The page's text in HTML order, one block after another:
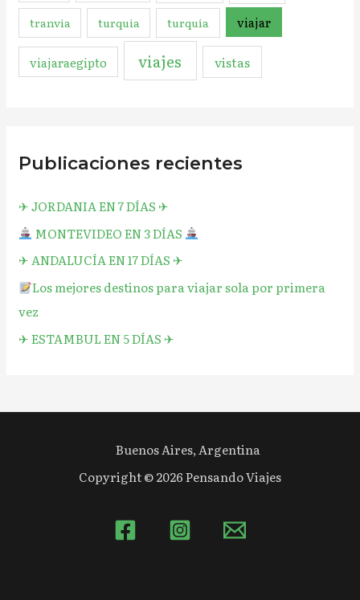
tranvia turquia turquía viajar
viajaraegipto viajes vistas
Publicaciones recientes
✈︎ JORDANIA EN 7 DÍAS ✈︎
MONTEVIDEO EN 3 DÍAS
✈︎ ANDALUCÍA EN 17 DÍAS ✈︎
Los mejores destinos para viajar sola por primera
vez
✈︎ ESTAMBUL EN 5 DÍAS ✈︎
Buenos Aires, Argentina
Copyright © 2026 Pensando Viajes